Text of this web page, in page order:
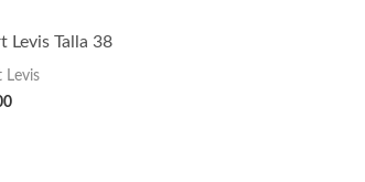
Levis Talla 38
Levis